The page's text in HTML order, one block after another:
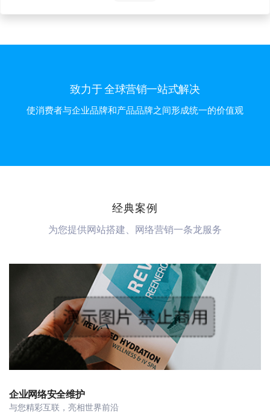
致力于 全球营销一站式解决
使消费者与企业品牌和产品品牌之间形成统一的价值观
经典案例
为您提供网站搭建、网络营销一条龙服务
企业网络安全维护
与您精彩互联，亮相世界前沿